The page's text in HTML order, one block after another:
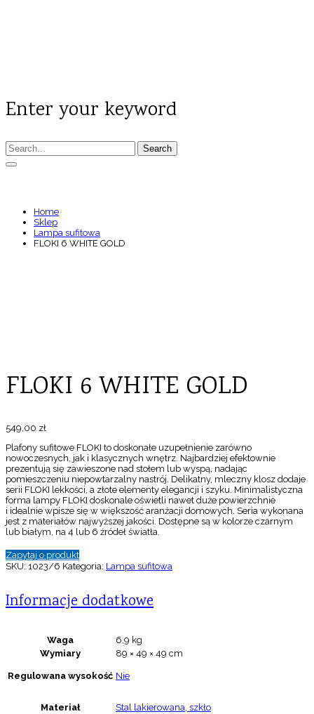
Enter your keyword
Search
Home
Sklep
Lampa sufitowa
FLOKI 6 WHITE GOLD
FLOKI 6 WHITE GOLD
549,00 zł
Plafony sufitowe FLOKI to doskonałe uzupełnienie zarówno
nowoczesnych, jak i klasycznych wnętrz. Najbardziej efektownie
prezentują się zawieszone nad stołem lub wyspą, nadając
pomieszczeniu niepowtarzalny nastrój. Delikatny, mleczny klosz dodaje
serii FLOKI lekkości, a złote elementy elegancji i szyku. Minimalistyczna
forma lampy FLOKI doskonale oświetli nawet duże powierzchnie
i idealnie wpisze się w większość aranżacji domowych. Seria wykonana
jest z materiałów najwyższej jakości. Dostępne są w kolorze czarnym
lub białym, na 4 lub 6 źródeł światła.
Zapytaj o produkt
SKU: 1023/6 Kategoria: Lampa sufitowa
Informacje dodatkowe
Waga
6,9 kg
Wymiary
89 × 49 × 49 cm
Regulowana wysokość Nie
Materiał Stal lakierowana, szkło